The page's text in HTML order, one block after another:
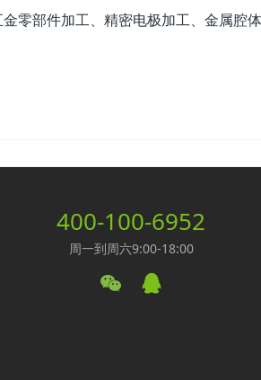
零部件加工、精密电极加工、金属腔
400-100-6952
周一到周六9:00-18:00